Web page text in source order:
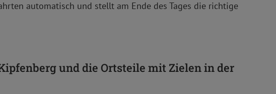
automatisch und stellt am Ende des Tages die richtige
und die Ortsteile mit Zielen in der